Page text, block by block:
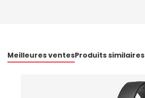
Meilleures ventesProduits similaires